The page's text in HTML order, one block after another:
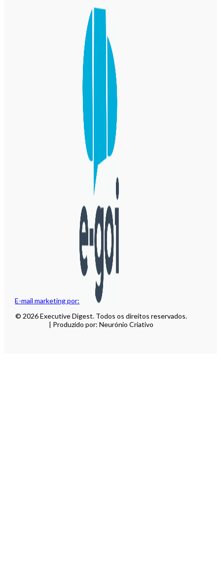
E-mail marketing por:
© 2026 Executive Digest. Todos os direitos reservados.
| Produzido por: Neurónio Criativo